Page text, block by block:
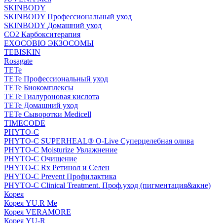
SKINBODY
SKINBODY Профессиональный уход
SKINBODY Домашний уход
CO2 Карбокситерапия
EXOCOBIO ЭКЗОСОМЫ
TEBISKIN
Rosagate
TETe
TETe Профессиональный уход
TETe Биокомплексы
TETe Гиалуроновая кислота
TETe Домашний уход
TETe Сыворотки Medicell
TIMECODE
PHYTO-C
PHYTO-C SUPERHEAL® O-Live Суперцелебная олива
PHYTO-C Moisturize Увлажнение
PHYTO-C Очищение
PHYTO-C Rx Ретинол и Селен
PHYTO-C Prevent Профилактика
PHYTO-C Clinical Treatment. Проф.уход (пигментация&акне)
Корея
Корея YU.R Me
Корея VERAMORE
Корея YU-R